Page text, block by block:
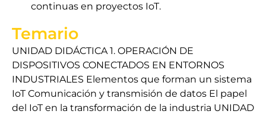
continuas en proyectos IoT.
Temario
UNIDAD DIDÁCTICA 1. OPERACIÓN DE
DISPOSITIVOS CONECTADOS EN ENTORNOS
INDUSTRIALES Elementos que forman un sistema
IoT Comunicación y transmisión de datos El papel
del IoT en la transformación de la industria UNIDAD